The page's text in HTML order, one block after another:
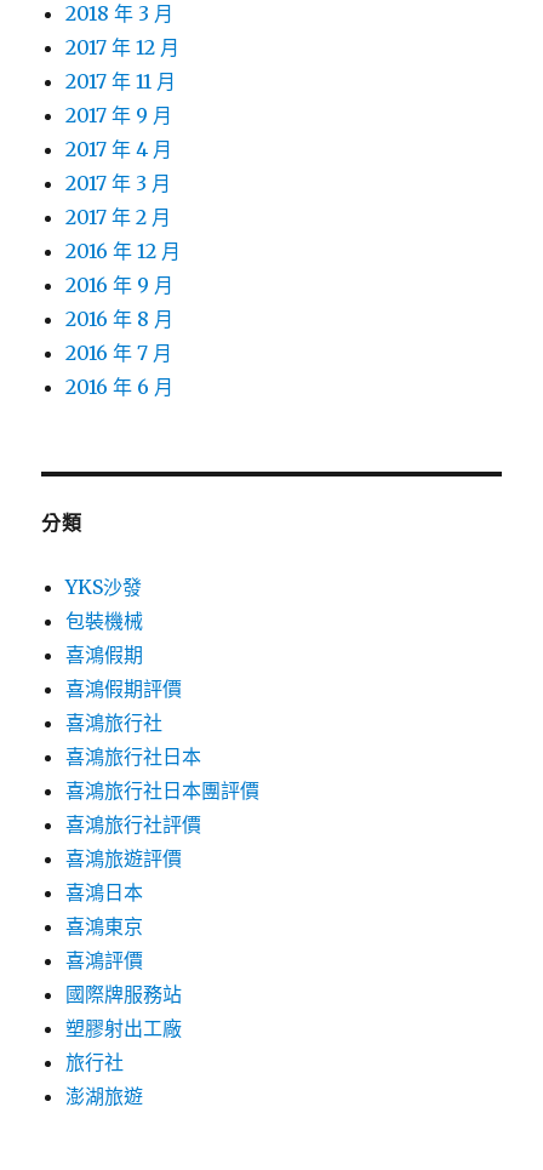
2018 年 3 月
2017 年 12 月
2017 年 11 月
2017 年 9 月
2017 年 4 月
2017 年 3 月
2017 年 2 月
2016 年 12 月
2016 年 9 月
2016 年 8 月
2016 年 7 月
2016 年 6 月
分類
YKS沙發
包裝機械
喜鴻假期
喜鴻假期評價
喜鴻旅行社
喜鴻旅行社日本
喜鴻旅行社日本團評價
喜鴻旅行社評價
喜鴻旅遊評價
喜鴻日本
喜鴻東京
喜鴻評價
國際牌服務站
塑膠射出工廠
旅行社
澎湖旅遊